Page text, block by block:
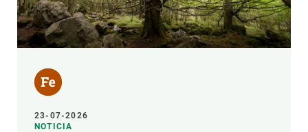
23-07-2026
NOTICIA